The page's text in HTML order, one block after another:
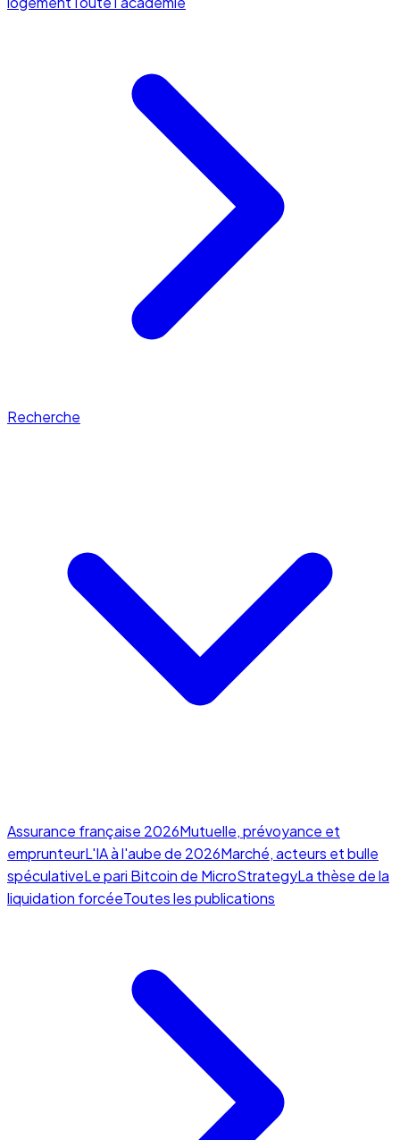
Recherche
Assurance française 2026Mutuelle, prévoyance et
emprunteurL'IA à l'aube de 2026Marché, acteurs et bulle
spéculativeLe pari Bitcoin de MicroStrategyLa thèse de la
liquidation forcéeToutes les publications